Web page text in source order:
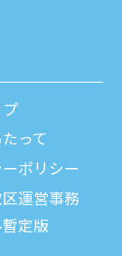
って
ポリシー
運営事務
定版